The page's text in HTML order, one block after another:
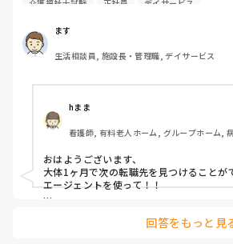
介護福祉士試験 正社員 デイサービス
ます
生活相談員, 施設長・管理職, デイサービス
hまま
看護師, 有料老人ホーム, グループホーム,
おはようございます、
大体1ヶ月で次の転職先を見つけることが
エージェントを使って！！
回答をもっと見